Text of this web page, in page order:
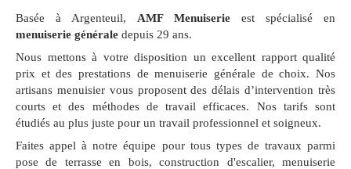
Basée à Argenteuil, AMF Menuiserie est spécialisé en
menuiserie générale depuis 29 ans.
Nous mettons à votre disposition un excellent rapport qualité
prix et des prestations de menuiserie générale de choix. Nos
artisans menuisier vous proposent des délais d’intervention très
courts et des méthodes de travail efficaces. Nos tarifs sont
étudiés au plus juste pour un travail professionnel et soigneux.
Faites appel à notre équipe pour tous types de travaux parmi
pose de terrasse en bois, construction d'escalier, menuiserie